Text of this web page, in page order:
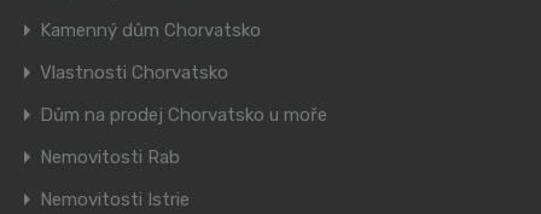
Kamenný dům Chorvatsko
Vlastnosti Chorvatsko
Dům na prodej Chorvatsko u moře
Nemovitosti Rab
Nemovitosti Istrie